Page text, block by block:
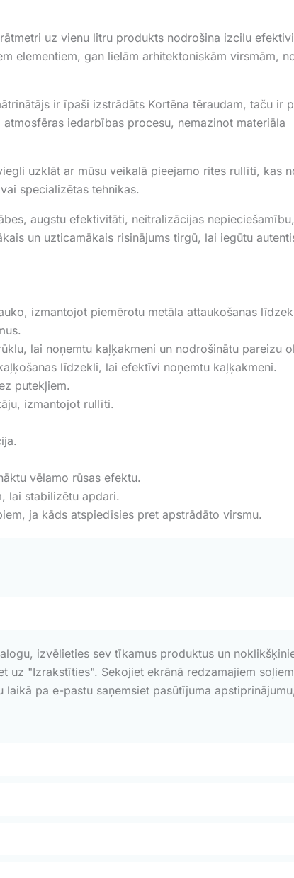
uz vienu litru produkts nodrošina izcilu
elementiem, gan lielām arhitektoniskām virsmām,
ir īpaši izstrādāts Kortēna tēraudam, taču ir
iedarbības procesu, nemazinot materiāla
uzklāt ar mūsu veikalā pieejamo rites rullīti, kas
specializētas tehnikas.
augstu efektivitāti, neitralizācijas
un uzticamākais risinājums tirgū, lai iegūtu
izmantojot piemērotu metāla attaukošanas
lai noņemtu kaļķakmeni un nodrošinātu pareizu
līdzekli, lai efektīvi noņemtu kaļķakmeni.
putekļiem.
izmantojot rullīti.
vēlamo rūsas efektu.
lai stabilizētu apdari.
ja kāds atspiedīsies pret apstrādāto virsmu.
izvēlieties sev tīkamus produktus un
uz "Izrakstīties". Sekojiet ekrānā redzamajiem
pa e-pastu saņemsiet pasūtījuma